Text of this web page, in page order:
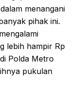
menangani
pihak ini.
lebih hampir Rp
Polda Metro
pukulan